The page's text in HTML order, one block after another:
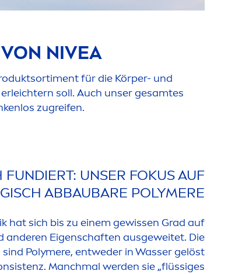
NIVEA
ment für die Körper- und
soll. Auch unser gesamtes
zugreifen.
UNSER FOKUS AUF
ABBAUBARE POLYMERE
hat sich bis zu einem gewissen Grad auf
Eigenschaften ausgeweitet. Die
Polymere, entweder in Wasser gelöst
Manchmal werden sie „flüssiges